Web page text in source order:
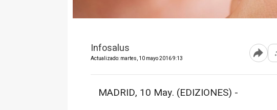
Infosalus
Actualizado: martes, 10 mayo 2016 9:13 Abrir
MADRID, 10 May. (EDIZIONES) -